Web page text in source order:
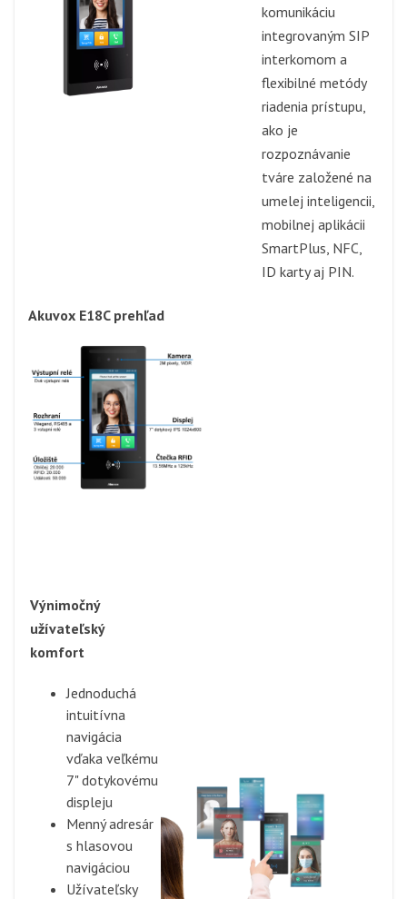
komunikáciu
integrovaným SIP
interkomom a
flexibilné metódy
riadenia prístupu,
ako je
rozpoznávanie
tváre založené na
umelej inteligencii,
mobilnej aplikácii
SmartPlus, NFC,
ID karty aj PIN.
Akuvox E18C prehľad
Výnimočný
užívateľský
komfort
Jednoduchá
intuitívna
navigácia
vďaka veľkému
7" dotykovému
displeju
Menný adresár
s hlasovou
navigáciou
Užívateľsky